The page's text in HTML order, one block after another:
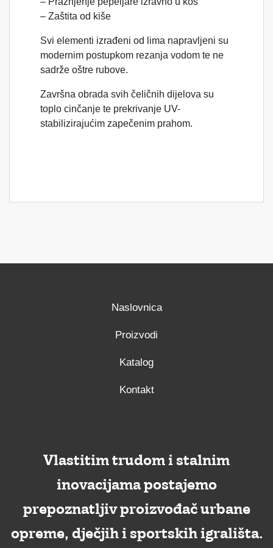
– Zaštita od kiše
Svi elementi izrađeni od lima napravljeni su
modernim postupkom rezanja vodom te ne
sadrže oštre rubove.
Završna obrada svih čeličnih dijelova su
toplo cinčanje te prekrivanje UV-
stabilizirajućim zapečenim prahom.
Naslovnica
Proizvodi
Katalog
Kontakt
Vlastitim trudom i stalnim
inovacijama postajemo
prepoznatljiv proizvođač urbane
opreme, dječjih i sportskih igrališta.